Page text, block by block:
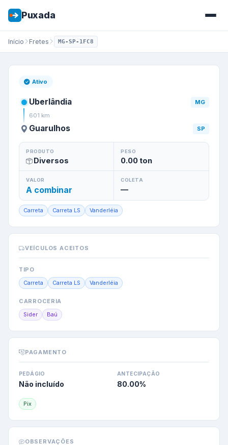
Puxada
Início Fretes MG-SP-1FC8
Frete de
Ativo
Uberlândia
MG
601 km
Guarulhos SP
PRODUTO
Diversos
PESO
0.00ton
VALOR
A combinar
COLETA
—
Carreta Carreta LS Vanderléia
VEÍCULOS ACEITOS
TIPO
Carreta Carreta LS Vanderléia
CARROCERIA
Sider Baú
PAGAMENTO
PEDÁGIO
Não incluído
ANTECIPAÇÃO
80.00%
Pix
OBSERVAÇÕES